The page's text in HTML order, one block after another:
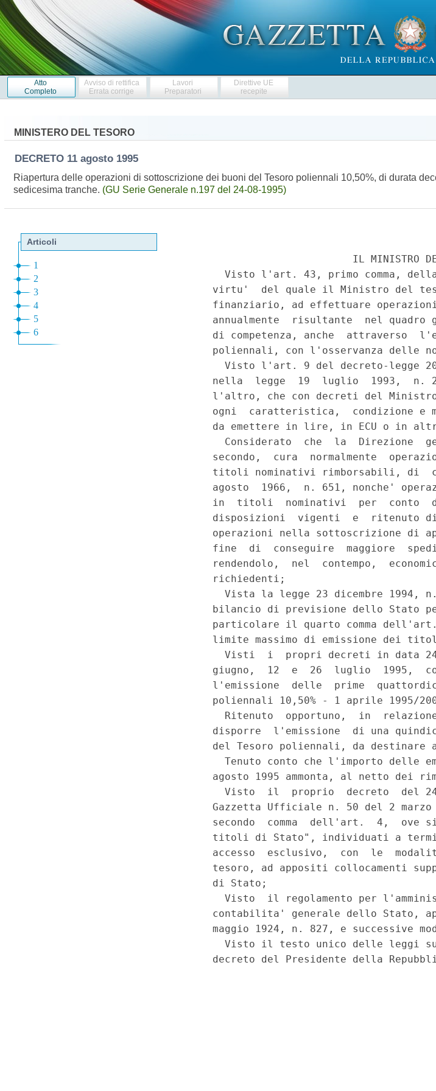
Atto
Completo
Avviso di rettifica
Errata corrige
Lavori
Preparatori
Direttive UE
recepite
MINISTERO DEL TESORO
DECRETO 11 agosto 1995
Riapertura delle operazioni di sottoscrizione dei buoni del Tesoro poliennali 10,50%, di durata
sedicesima tranche. (GU Serie Generale n.197 del 24-08-1995)